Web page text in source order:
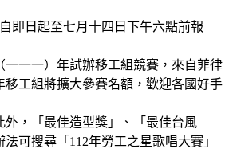
即日起至七月十四日下午六點前報
一一）年試辦移工組競賽，來自菲律
工組將擴大參賽名額，歡迎各國好手
，「最佳造型獎」、「最佳台風
可搜尋「112年勞工之星歌唱大賽」